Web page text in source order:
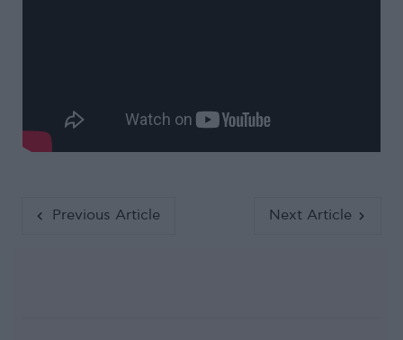
Previous Article Next Article